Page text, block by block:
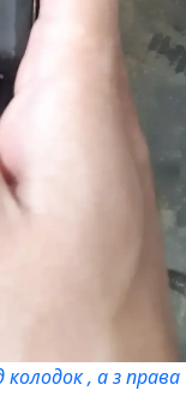
, а з права